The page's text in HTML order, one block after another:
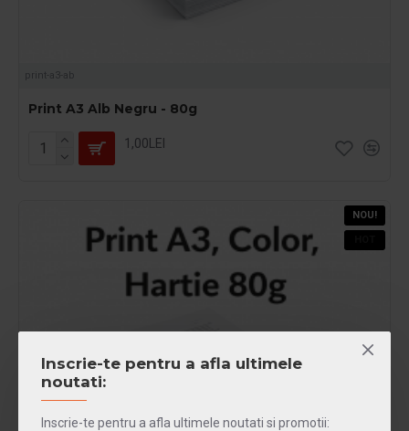
Inscrie-te pentru a afla ultimele
noutati:
Inscrie-te pentru a afla ultimele noutati si promotii:
print-a3-ab
Print A3 Alb Negru - 80g
1,00LEI
NOU!